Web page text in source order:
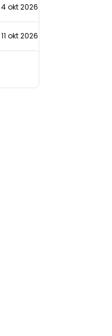
4 okt 2026
11 okt 2026